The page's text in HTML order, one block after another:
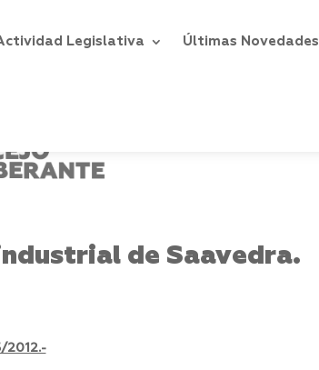
Legislativa Últimas Novedades
de Saavedra.
2012.-